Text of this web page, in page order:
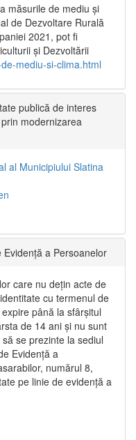
măsurile de mediu și
de Dezvoltare Rurală
2021, pot fi
și Dezvoltării
mediu-si-clima.html
publică de interes
modernizarea
al Municipiului Slatina
a Persoanelor
care nu dețin acte de
cu termenul de
până la sfârșitul
de 14 ani și nu sunt
se prezinte la sediul
Evidență a
numărul 8,
pe linie de evidență a